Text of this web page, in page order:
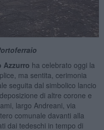
Azzurro ha celebrato oggi la
ma sentita, cerimonia
seguita dal simbolico lancio
di altre corone e
largo Andreani, via
comunale davanti alla
dai tedeschi in tempo di